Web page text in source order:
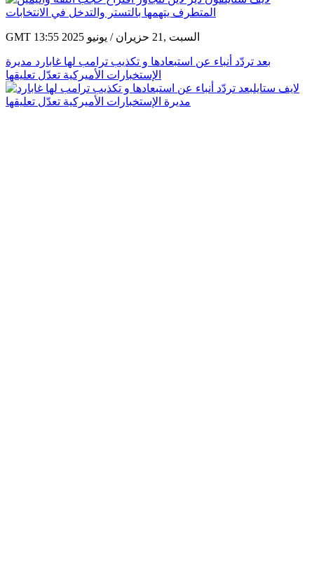
GMT 13:55 2025 السبت ,21 حزيران / يونيو
بعد تردّد أنباء عن استبعادها و تكذيب ترامب لها غابارد مديرة
الإستخبارات الأميركية تعدّل تعليقها